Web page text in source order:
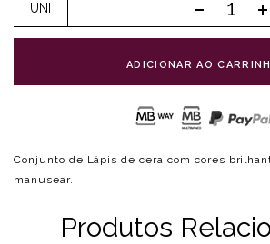
UNI
ADICIONAR AO
Conjunto de Lápis de cera com cores
manusear.
Produtos